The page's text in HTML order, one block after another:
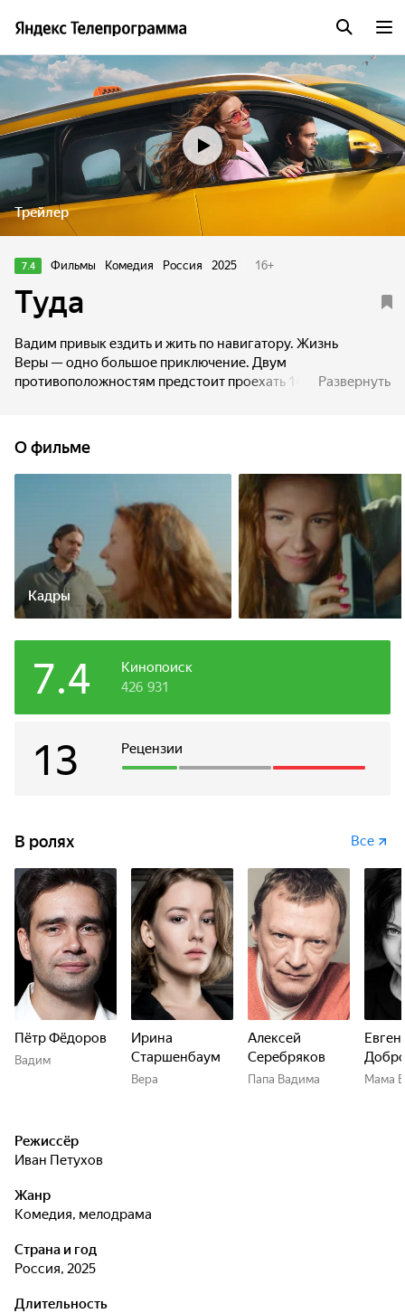
Трейлер
7.4 Фильмы Комедия Россия 2025 16+
Туда
Вадим привык ездить и жить по навигатору. Жизнь
Веры — одно большое приключение. Двум
противоположностям предстоит проехать 1400
друг к другу.
Развернуть
О фильме
Кадры
Кинопоиск
7.4 426 931
Рецензии
13
В ролях Все
Пётр Фёдоров
Вадим
Ирина
Старшенбаум
Вера
Алексей
Серебряков
Папа Вадима Мама
Режиссёр
Иван Петухов
Жанр
комедия, мелодрама
Страна и год
Россия, 2025
Длительность